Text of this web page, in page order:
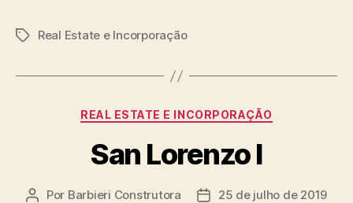
Real Estate e Incorporação
REAL ESTATE E INCORPORAÇÃO
San Lorenzo I
Por Barbieri Construtora 25 de julho de 2019